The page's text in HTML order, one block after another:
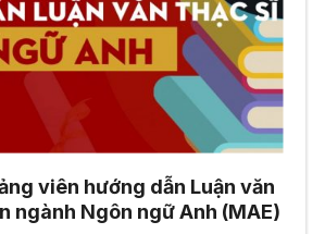
viên hướng dẫn Luận văn
ngành Ngôn ngữ Anh (MAE)